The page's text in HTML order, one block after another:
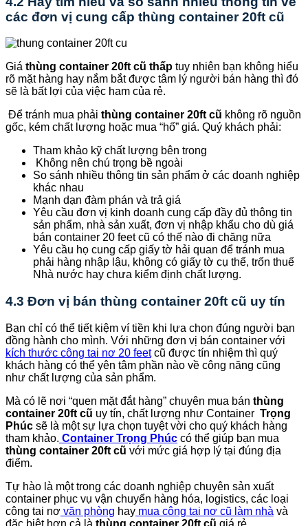
các đơn vị cung cấp thùng container 20ft cũ
Giá thùng container 20ft cũ thấp tuy nhiên bạn không hiểu
rõ mặt hàng hay nắm bắt được tâm lý người bán hàng thì đó
sẽ là bất lợi của việc ham của rẻ.
Để tránh mua phải thùng container 20ft cũ không rõ nguồn
gốc, kém chất lượng hoặc mua “hố” giá. Quý khách phải:
Tham khảo kỹ chất lượng bên trong
Không nên chú trọng bề ngoài
So sánh nhiều thông tin sản phẩm ở các doanh nghiệp
khác nhau
Mạnh dạn đàm phán và trả giá
Yêu cầu đơn vị kinh doanh cung cấp đầy đủ thông tin
sản phẩm, nhà sản xuất, đơn vị nhập khẩu cho dù giá
bán container 20 feet cũ có thế nào đi chăng nữa
Yêu cầu họ cung cấp giấy tờ hải quan để tránh mua
phải hàng nhập lậu, không có giấy tờ cụ thể, trốn thuế
Nhà nước hay chưa kiểm định chất lượng.
4.3 Đơn vị bán thùng container 20ft cũ uy tín
Bạn chỉ có thể tiết kiệm ví tiền khi lựa chọn đúng người bạn
đồng hành cho mình. Với những đơn vị bán container với
kích thước công tai nơ 20 feetcũ được tín nhiệm thì quý
khách hàng có thể yên tâm phần nào về công năng cũng
như chất lượng của sản phẩm.
Mà có lẽ nơi “quen mặt đắt hàng” chuyên mua bán thùng
container 20ft cũ uy tín, chất lượng như Container Trọng
Phúc sẽ là một sự lựa chọn tuyệt vời cho quý khách hàng
tham khảo. Container Trọng Phúc có thể giúp bạn mua
thùng container 20ft cũ với mức giá hợp lý tại đúng địa
điểm.
Tự hào là một trong các doanh nghiệp chuyên sản xuất
container phục vụ vận chuyển hàng hóa, logistics, các loại
công tai nơ văn phòng hay mua công tai nơ cũ làm nhà và
đặc biệt hơn cả là thùng container 20ft cũ giá rẻ.